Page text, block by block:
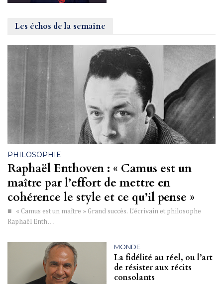
Les échos de la semaine
PHILOSOPHIE
Raphaël Enthoven : « Camus est un
maître par l’effort de mettre en
cohérence le style et ce qu’il pense »
■ « Camus est un maître » Grand succès. L’écrivain et philosophe
Raphaël Enth…
MONDE
La fidélité au réel, ou l’art
de résister aux récits
consolants